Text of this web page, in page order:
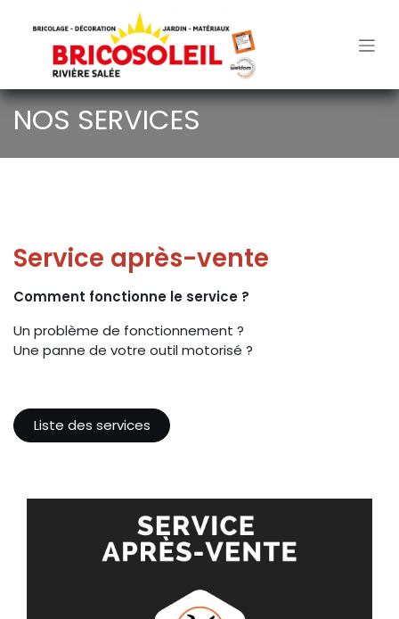
Se rendre au contenu
NOS SERVICES
Service après-vente
Comment fonctionne le service ?
Un problème de fonctionnement ?
Une panne de votre outil motorisé ?
Liste des services